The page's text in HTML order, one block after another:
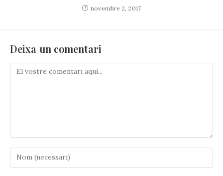
novembre 2, 2017
Deixa un comentari
Comenta